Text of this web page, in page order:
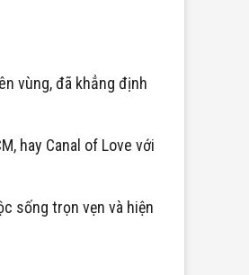
vùng, đã khẳng định
hay Canal of Love với
sống trọn vẹn và hiện